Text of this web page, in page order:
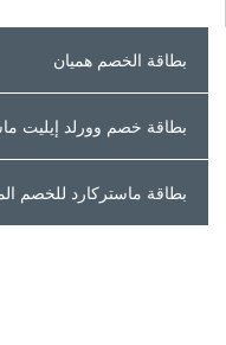
بطاقة الخصم هميان
بطاقة خصم وورلد إيليت
بطاقة ماستركارد للخصم